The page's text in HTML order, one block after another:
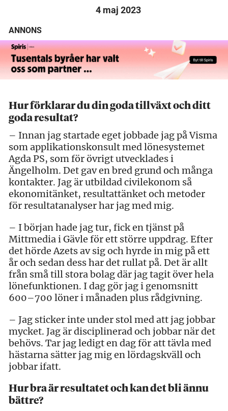
4 maj 2023
ANNONS
Hur förklarar du din goda tillväxt och ditt
goda resultat?
– Innan jag startade eget jobbade jag på Visma
som applikationskonsult med lönesystemet
Agda PS, som för övrigt utvecklades i
Ängelholm. Det gav en bred grund och många
kontakter. Jag är utbildad civilekonom så
ekonomitänket, resultattänket och metoder
för resultatanalyser har jag med mig.
– I början hade jag tur, fick en tjänst på
Mittmedia i Gävle för ett större uppdrag. Efter
det hörde Azets av sig och hyrde in mig på ett
år och sedan dess har det rullat på. Det är allt
från små till stora bolag där jag tagit över hela
lönefunktionen. I dag gör jag i genomsnitt
600–700 löner i månaden plus rådgivning.
– Jag sticker inte under stol med att jag jobbar
mycket. Jag är disciplinerad och jobbar när det
behövs. Tar jag ledigt en dag för att tävla med
hästarna sätter jag mig en lördagskväll och
jobbar ifatt.
Hur bra är resultatet och kan det bli ännu
bättre?